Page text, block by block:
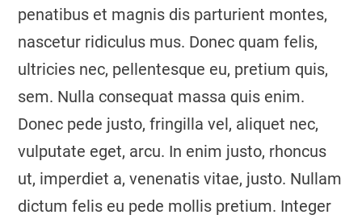
penatibus et magnis dis parturient montes,
nascetur ridiculus mus. Donec quam felis,
ultricies nec, pellentesque eu, pretium quis,
sem. Nulla consequat massa quis enim.
Donec pede justo, fringilla vel, aliquet nec,
vulputate eget, arcu. In enim justo, rhoncus
ut, imperdiet a, venenatis vitae, justo. Nullam
dictum felis eu pede mollis pretium. Integer